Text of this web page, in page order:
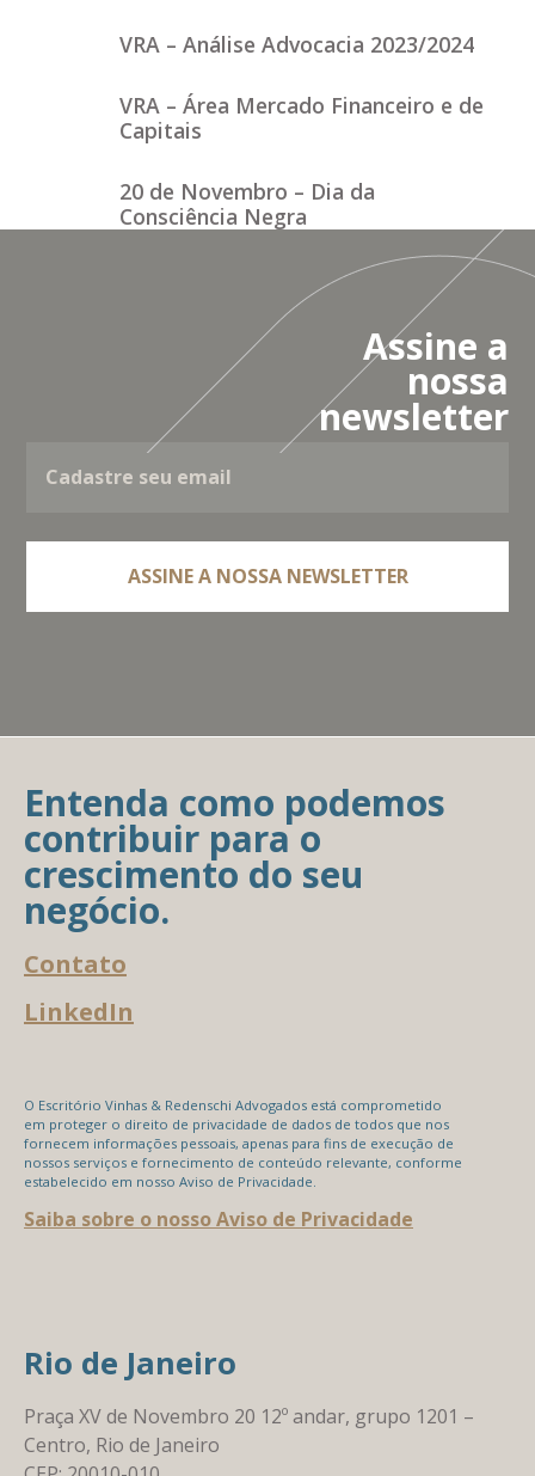
VRA – Análise Advocacia 2023/2024
VRA – Área Mercado Financeiro e de
Capitais
20 de Novembro – Dia da
Consciência Negra
Assine a
nossa
newsletter
Entenda como podemos
contribuir para o
crescimento do seu
negócio.
Contato
LinkedIn
O Escritório Vinhas & Redenschi Advogados está comprometido
em proteger o direito de privacidade de dados de todos que nos
fornecem informações pessoais, apenas para fins de execução de
nossos serviços e fornecimento de conteúdo relevante, conforme
estabelecido em nosso Aviso de Privacidade.
Saiba sobre o nosso Aviso de Privacidade
Rio de Janeiro
Praça XV de Novembro 20 12º andar, grupo 1201 –
Centro, Rio de Janeiro